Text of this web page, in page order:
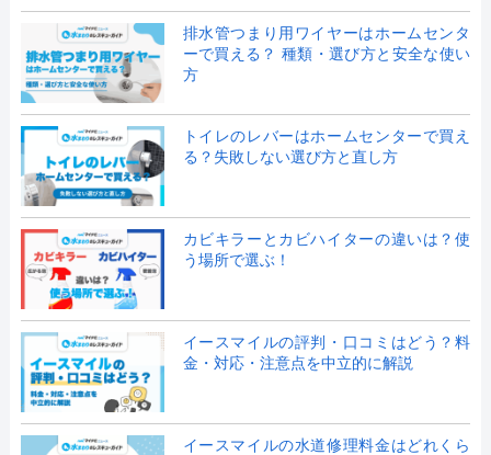
排水管つまり用ワイヤーはホームセンタ
ーで買える？ 種類・選び方と安全な使い
方
トイレのレバーはホームセンターで買え
る？失敗しない選び方と直し方
カビキラーとカビハイターの違いは？使
う場所で選ぶ！
イースマイルの評判・口コミはどう？料
金・対応・注意点を中立的に解説
イースマイルの水道修理料金はどれくら